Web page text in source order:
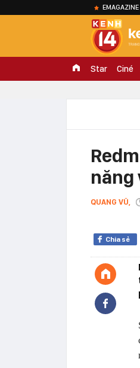
EMAGAZINE
Star Ciné
QUANG VŨ,
Chia sẻ